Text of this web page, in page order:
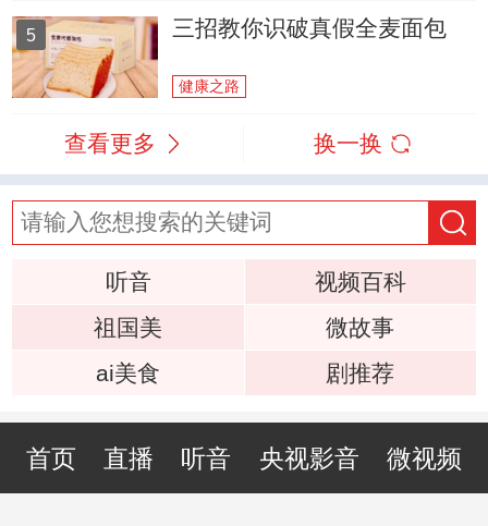
5 三招教你识破真假全麦面包
健康之路
查看更多 换一换
听音
视频百科
祖国美
微故事
ai美食
剧推荐
首页 直播 听音 央视影音 微视频